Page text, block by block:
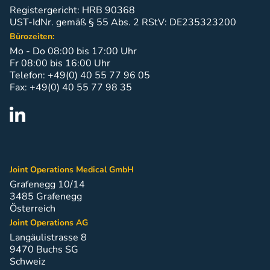
Feucht, Clemens Kösters, Gerben van Buul, Olof
Sköldenberg, Pieter J. Emans, Tarek Boutefnouchet,
Dinesh Nathwani, Mike J. McNicholas, Turlough
O’Donnell, Tim Spalding, Anders Stålman, Sven
Ostermeier, Andreas B. Imhoff, Alexander D. Shearman,
Michael Hirschmann
Ansehen
Ansehen
Autor
3-Year Clinical Result of a Customized Metal Mini-
Prosthesis for Focal Chondral Lesion in The Knee Of
A Formerly Active 31-Year-Old Man
Registergericht: HRB 90368
UST-IdNr. gemäß § 55 Abs. 2 RStV: DE235323200
Bürozeiten:
Mo - Do 08:00 bis 17:00 Uhr
Fr 08:00 bis 16:00 Uhr
Telefon: +49(0) 40 55 77 96 05
Fax: +49(0) 40 55 77 98 35
Joint Operations Medical GmbH
Grafenegg 10/14
3485 Grafenegg
Österreich
Joint Operations AG
Langäulistrasse 8
9470 Buchs SG
Schweiz